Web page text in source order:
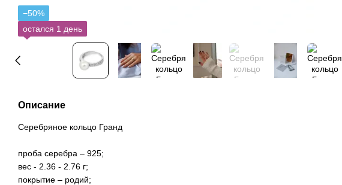
−50%
остался 1 день
Описание
Серебряное кольцо Гранд
проба серебра – 925;
вес - 2.36 - 2.76 г;
покрытие – родий;